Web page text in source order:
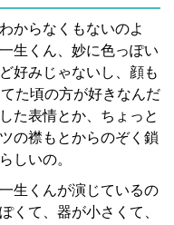
からなくもないのよ
生くん、妙に色っぽい
好みじゃないし、顔も
た頃の方が好きなんだ
た表情とか、ちょっと
の襟もとからのぞく鎖
しいの。
生くんが演じているの
くて、器が小さくて、